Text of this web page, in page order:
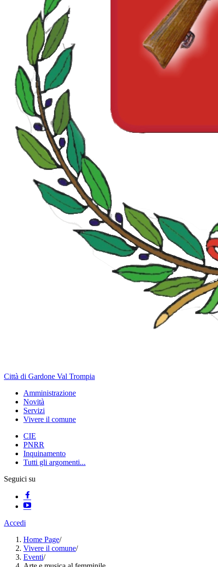
Città di Gardone Val Trompia
Amministrazione
Novità
Servizi
Vivere il comune
CIE
PNRR
Inquinamento
Tutti gli argomenti...
Seguici su
Accedi
Home Page/
Vivere il comune/
Eventi/